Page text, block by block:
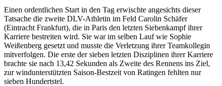
Einen ordentlichen Start in den Tag erwischte angesichts dieser
Tatsache die zweite DLV-Athletin im Feld Carolin Schäfer
(Eintracht Frankfurt), die in Paris den letzten Siebenkampf ihrer
Karriere bestreiten wird. Sie war im selben Lauf wie Sophie
Weißenberg gesetzt und musste die Verletzung ihrer Teamkollegin
mitverfolgen. Die erste der sieben letzten Disziplinen ihrer Karriere
brachte sie nach 13,42 Sekunden als Zweite des Rennens ins Ziel,
zur windunterstützten Saison-Bestzeit von Ratingen fehlten nur
sieben Hundertstel.